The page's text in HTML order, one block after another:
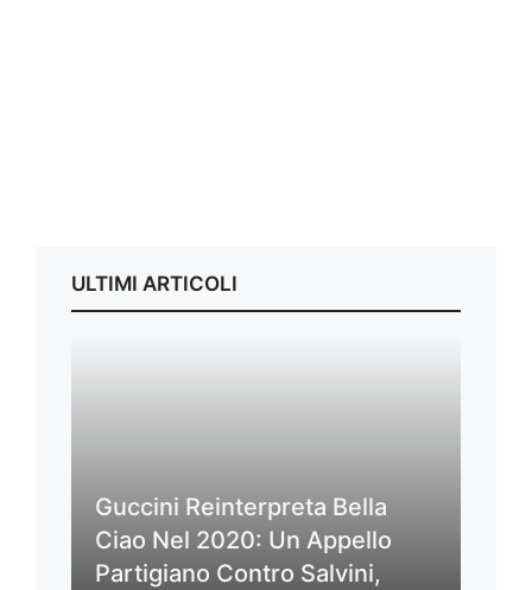
ULTIMI ARTICOLI
Guccini Reinterpreta Bella
Ciao Nel 2020: Un Appello
Partigiano Contro Salvini,